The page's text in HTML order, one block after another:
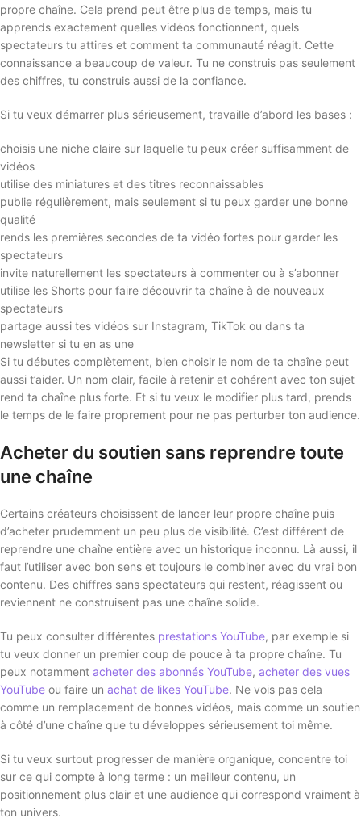
propre chaîne. Cela prend peut être plus de temps, mais tu
apprends exactement quelles vidéos fonctionnent, quels
spectateurs tu attires et comment ta communauté réagit. Cette
connaissance a beaucoup de valeur. Tu ne construis pas seulement
des chiffres, tu construis aussi de la confiance.
Si tu veux démarrer plus sérieusement, travaille d’abord les bases :
choisis une niche claire sur laquelle tu peux créer suffisamment de
vidéos
utilise des miniatures et des titres reconnaissables
publie régulièrement, mais seulement si tu peux garder une bonne
qualité
rends les premières secondes de ta vidéo fortes pour garder les
spectateurs
invite naturellement les spectateurs à commenter ou à s’abonner
utilise les Shorts pour faire découvrir ta chaîne à de nouveaux
spectateurs
partage aussi tes vidéos sur Instagram, TikTok ou dans ta
newsletter si tu en as une
Si tu débutes complètement, bien choisir le nom de ta chaîne peut
aussi t’aider. Un nom clair, facile à retenir et cohérent avec ton sujet
rend ta chaîne plus forte. Et si tu veux le modifier plus tard, prends
le temps de le faire proprement pour ne pas perturber ton audience.
Acheter du soutien sans reprendre toute
une chaîne
Certains créateurs choisissent de lancer leur propre chaîne puis
d’acheter prudemment un peu plus de visibilité. C’est différent de
reprendre une chaîne entière avec un historique inconnu. Là aussi, il
faut l’utiliser avec bon sens et toujours le combiner avec du vrai bon
contenu. Des chiffres sans spectateurs qui restent, réagissent ou
reviennent ne construisent pas une chaîne solide.
Tu peux consulter différentes prestations YouTube, par exemple si
tu veux donner un premier coup de pouce à ta propre chaîne. Tu
peux notamment acheter des abonnés YouTube, acheter des vues
YouTube ou faire un achat de likes YouTube. Ne vois pas cela
comme un remplacement de bonnes vidéos, mais comme un soutien
à côté d’une chaîne que tu développes sérieusement toi même.
Si tu veux surtout progresser de manière organique, concentre toi
sur ce qui compte à long terme : un meilleur contenu, un
positionnement plus clair et une audience qui correspond vraiment à
ton univers.